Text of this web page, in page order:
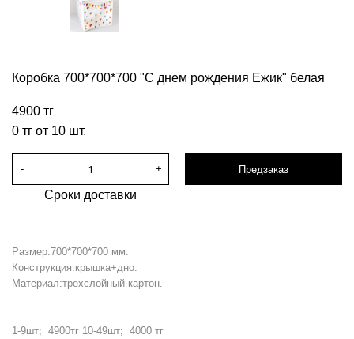
Коробка 700*700*700 "С днем рождения Ежик" белая
4900 тг
0 тг от 10 шт.
- + Предзаказ
Сроки доставки
Размер:700*700*700 мм.
Конструкция:крышка+дно.
Материал:трехслойный картон.
1-9шт; 4900тг 10-49шт; 4000 тг